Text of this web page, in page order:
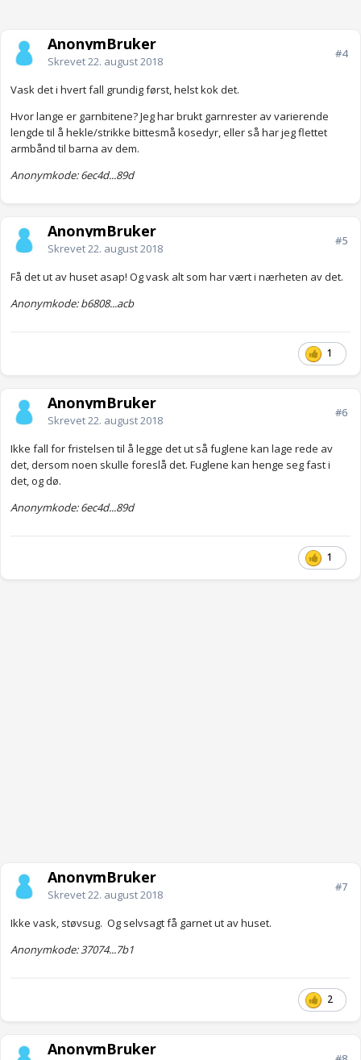
AnonymBruker
Skrevet22. august 2018
#4
Vask det i hvert fall grundig først, helst kok det.
Hvor lange er garnbitene? Jeg har brukt garnrester av varierende
lengde til å hekle/strikke bittesmå kosedyr, eller så har jeg flettet
armbånd til barna av dem.
Anonymkode: 6ec4d...89d
AnonymBruker
Skrevet22. august 2018
#5
Få det ut av huset asap! Og vask alt som har vært i nærheten av det.
Anonymkode: b6808...acb
1
AnonymBruker
Skrevet22. august 2018
#6
Ikke fall for fristelsen til å legge det ut så fuglene kan lage rede av
det, dersom noen skulle foreslå det. Fuglene kan henge seg fast i
det, og dø.
Anonymkode: 6ec4d...89d
1
AnonymBruker
Skrevet22. august 2018
#7
Ikke vask, støvsug. Og selvsagt få garnet ut av huset.
Anonymkode: 37074...7b1
2
AnonymBruker